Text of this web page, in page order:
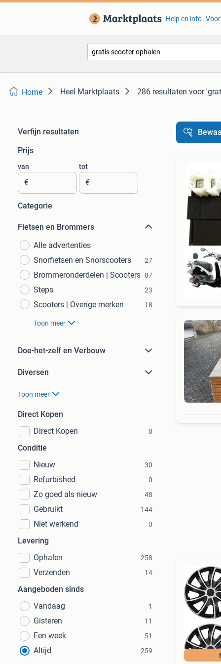
Help en info
Home Heel Marktplaats 286 resultaten voor
Verfijn resultaten
Prijs
van
€
tot
€
Categorie
Fietsen en Brommers
Alle advertenties
Snorfietsen en Snorscooters
27
Brommeronderdelen | Scooters 87
Steps 23
Scooters | Overige merken 18
Toon meer
Doe-het-zelf en Verbouw
Diversen
Toon meer
Direct Kopen
Direct Kopen
0
Conditie
Nieuw
30
Refurbished 0
Zo goed als nieuw 48
Gebruikt 144
Niet werkend 0
Levering
Ophalen
258
Verzenden 14
Aangeboden sinds
Vandaag
1
Gisteren 11
Een week 51
Altijd 259